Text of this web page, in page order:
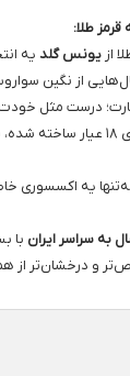
طلا:
از یونس گلد یه
از نگین
درست مثل
بدنه‌ی طلایی این
نه‌تنها یه
به سراسر ایران با
و درخشان‌تر